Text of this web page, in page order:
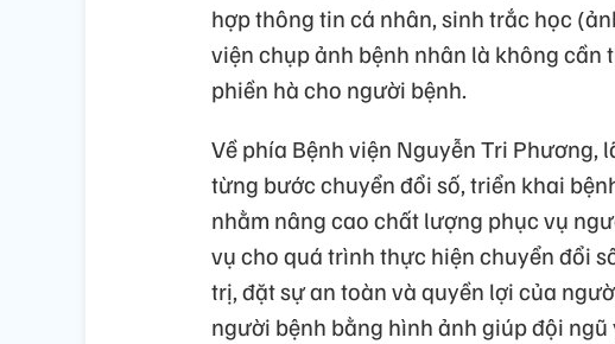
hợp thông tin cá nhân, sinh trắc học
viện chụp ảnh bệnh nhân là không
phiền hà cho người bệnh.
Về phía Bệnh viện Nguyễn Tri Phương,
từng bước chuyển đổi số, triển khai
nhằm nâng cao chất lượng phục vụ
vụ cho quá trình thực hiện chuyển đổi
trị, đặt sự an toàn và quyền lợi của
người bệnh bằng hình ảnh giúp đội